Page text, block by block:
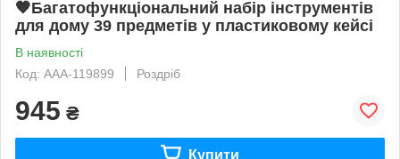
🧡Багатофункціональний набір інструментів
для дому 39 предметів у пластиковому кейсі
В наявності
Код: AAA-119899
Роздріб
945 ₴
Купити